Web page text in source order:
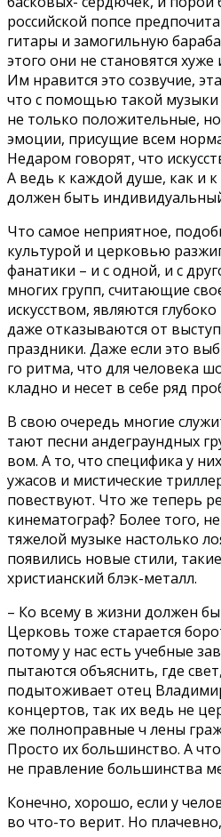
российской попсе
гитары и замогильную
этого они не становятся
Им нравится это созвучие,
что с помощью такой музыки
не только положительные,
эмоции, присущие всем
Недаром говорят, что
А ведь к каждой душе, как и
должен быть
Что самое неприятное,
культурой и церковью
фана­тики – и с одной, и с
многих групп, считающие
искусством, являются
даже отказываются от
праздники. Даже если это
го ритма, что для человека
кладно и несет в себе ряд
В свою очередь многие
тают песни андеграундных
вом. А то, что специфика у
ужасов и мистические
повествуют. Что же теперь
кинемато­граф? Более того,
тяжелой музыке настолько
появились новые стили,
христианский блэк-металл.
– Ко всему в жизни дол­жен
Церковь тоже старает­ся
потому у нас есть учеб­ные
пытаются объяснить, где
подытоживает отец
концертов, так их ведь не
же полноправные ч лены
Просто их большинство. А
не правление большинства
Конечно, хорошо, если у
во что-то верит. Но